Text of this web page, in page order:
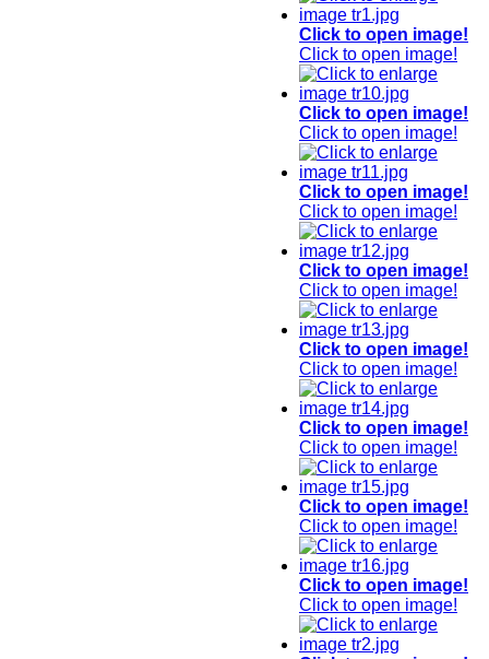
Click to open image!
Click to open image!
Click to open image!
Click to open image!
Click to open image!
Click to open image!
Click to open image!
Click to open image!
Click to open image!
Click to open image!
Click to open image!
Click to open image!
Click to open image!
Click to open image!
Click to open image!
Click to open image!